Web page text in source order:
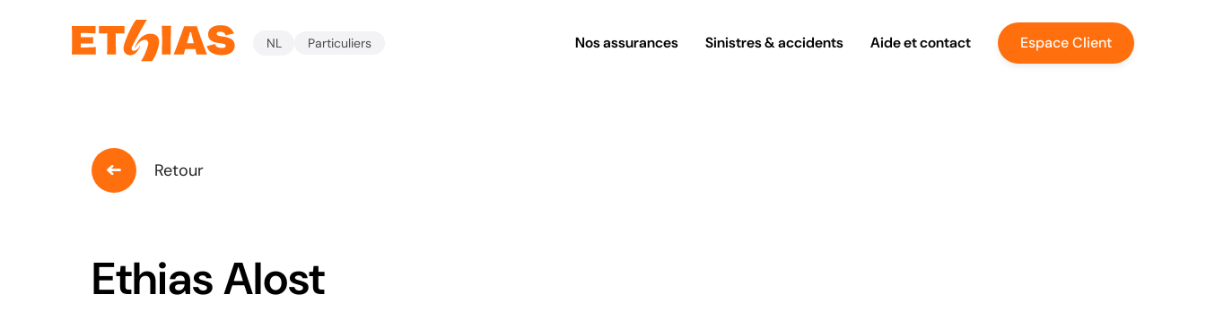
NL Particuliers Nos assurances Sinistres & accidents Aide et contact Espace Client
Retour
Ethias Alost